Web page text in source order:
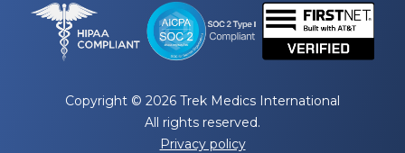
Copyright © 2026 Trek Medics International
All rights reserved.
Privacy policy